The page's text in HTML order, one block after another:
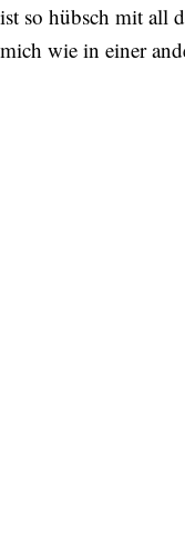
ist so hübsch mit all
mich wie in einer